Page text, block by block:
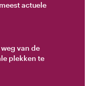
actuele
van de
plekken te